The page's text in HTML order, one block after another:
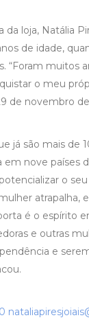
da loja, Natália
de idade,
“Foram muitos
o meu
de novembro
já são mais de
em nove países
o
atrapalha,
é o espírito
e outras
e